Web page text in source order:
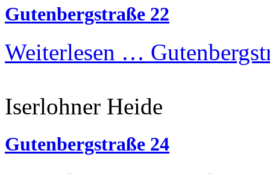
Gutenbergstraße 22
Weiterlesen …
Iserlohner Heide
Gutenbergstraße 24